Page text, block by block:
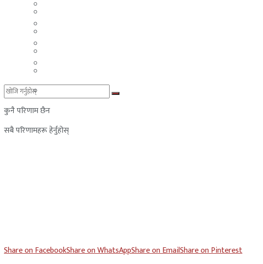
कुनै परिणाम छैन
सबै परिणामहरू हेर्नुहोस्
Share on FacebookShare on WhatsAppShare on EmailShare on Pinterest